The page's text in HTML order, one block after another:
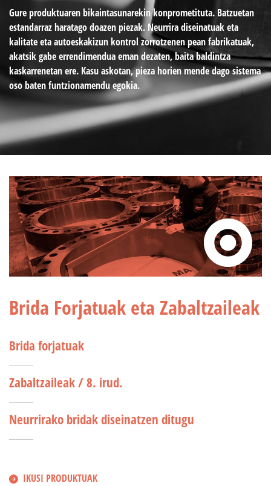
Gure produktuaren bikaintasunarekin konprometituta. Batzuetan
estandarraz haratago doazen piezak. Neurrira diseinatuak eta
kalitate eta autoeskakizun kontrol zorrotzenen pean fabrikatuak,
akatsik gabe errendimendua eman dezaten, baita baldintza
kaskarrenetan ere. Kasu askotan, pieza horien mende dago sistema
oso baten funtzionamendu egokia.
Brida Forjatuak eta Zabaltzaileak
Brida forjatuak
Zabaltzaileak / 8. irud.
Neurrirako bridak diseinatzen ditugu
IKUSI PRODUKTUAK